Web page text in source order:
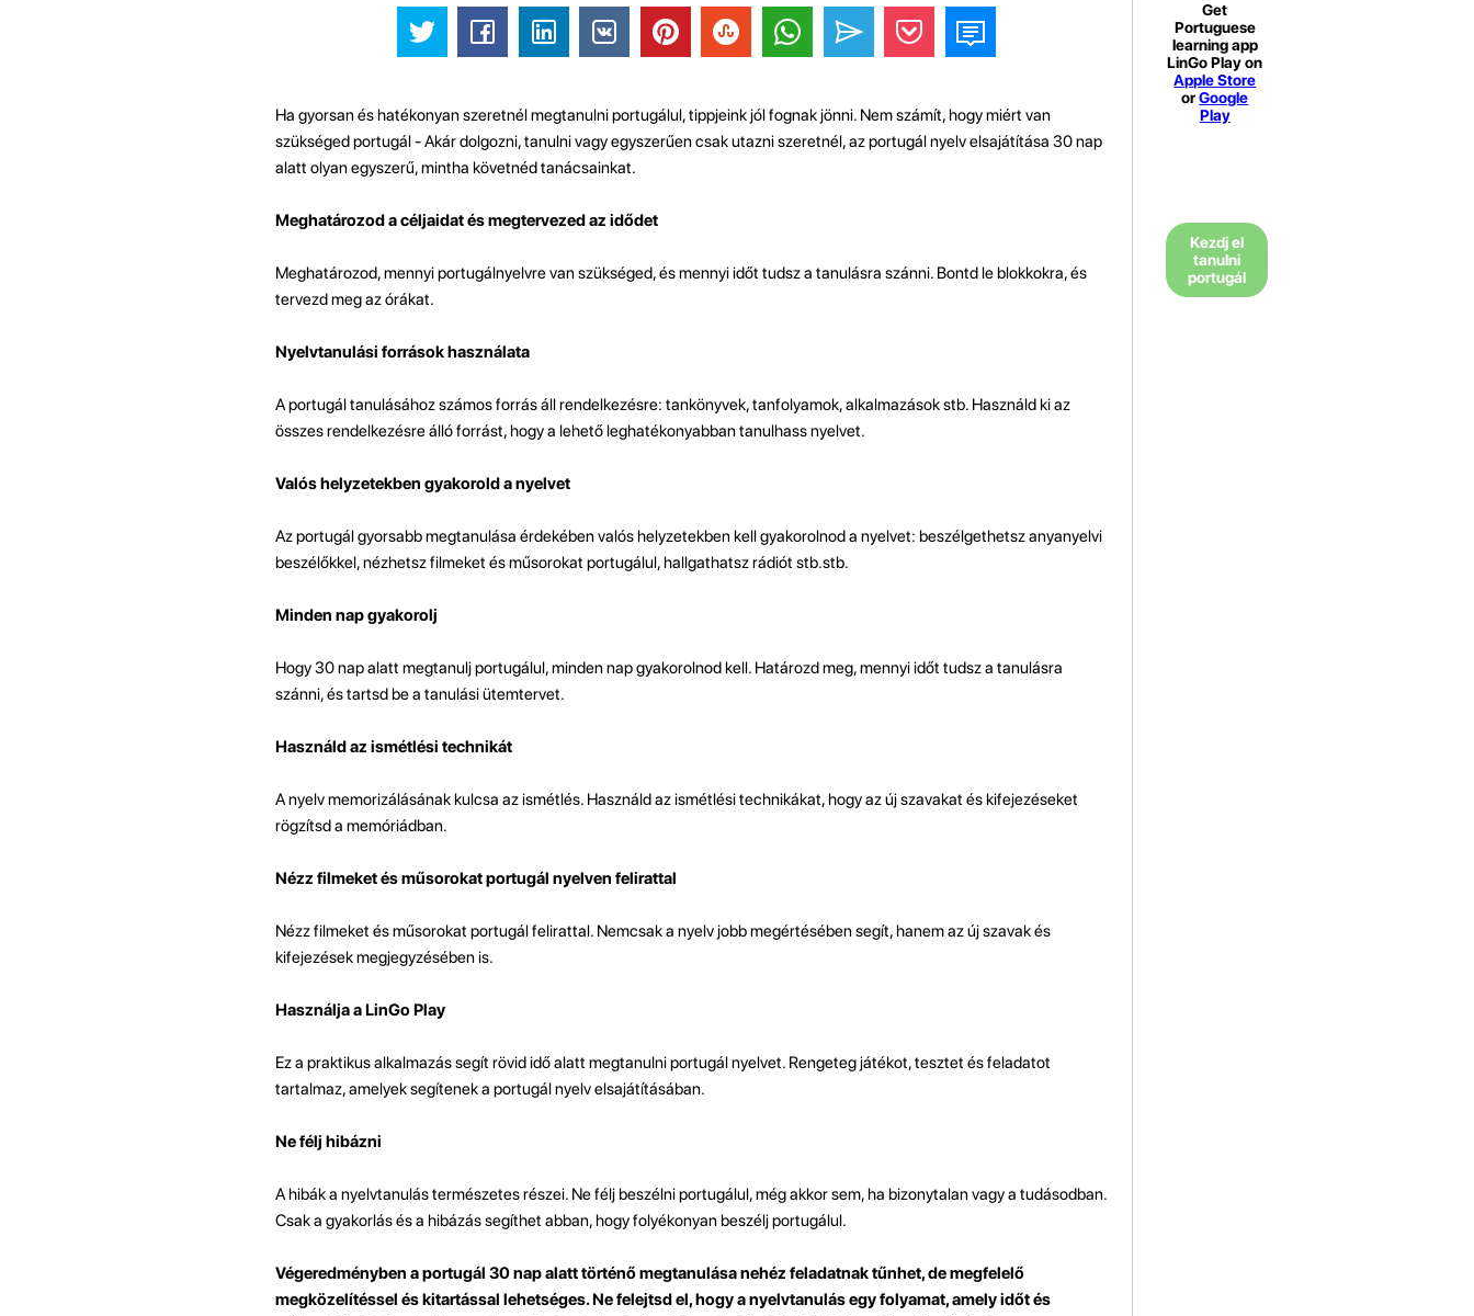
Ha gyorsan és hatékonyan szeretnél megtanulni portugálul, tippjeink jól fognak jönni. Nem számít, hogy miért van
szükséged portugál - Akár dolgozni, tanulni vagy egyszerűen csak utazni szeretnél, az portugál nyelv elsajátítása 30 nap
alatt olyan egyszerű, mintha követnéd tanácsainkat.
Meghatározod a céljaidat és megtervezed az idődet
Meghatározod, mennyi portugálnyelvre van szükséged, és mennyi időt tudsz a tanulásra szánni. Bontd le blokkokra, és
tervezd meg az órákat.
Nyelvtanulási források használata
A portugál tanulásához számos forrás áll rendelkezésre: tankönyvek, tanfolyamok, alkalmazások stb. Használd ki az
összes rendelkezésre álló forrást, hogy a lehető leghatékonyabban tanulhass nyelvet.
Valós helyzetekben gyakorold a nyelvet
Az portugál gyorsabb megtanulása érdekében valós helyzetekben kell gyakorolnod a nyelvet: beszélgethetsz anyanyelvi
beszélőkkel, nézhetsz filmeket és műsorokat portugálul, hallgathatsz rádiót stb.stb.
Minden nap gyakorolj
Hogy 30 nap alatt megtanulj portugálul, minden nap gyakorolnod kell. Határozd meg, mennyi időt tudsz a tanulásra
szánni, és tartsd be a tanulási ütemtervet.
Használd az ismétlési technikát
A nyelv memorizálásának kulcsa az ismétlés. Használd az ismétlési technikákat, hogy az új szavakat és kifejezéseket
rögzítsd a memóriádban.
Nézz filmeket és műsorokat portugál nyelven felirattal
Nézz filmeket és műsorokat portugál felirattal. Nemcsak a nyelv jobb megértésében segít, hanem az új szavak és
kifejezések megjegyzésében is.
Használja a LinGo Play
Ez a praktikus alkalmazás segít rövid idő alatt megtanulni portugál nyelvet. Rengeteg játékot, tesztet és feladatot
tartalmaz, amelyek segítenek a portugál nyelv elsajátításában.
Ne félj hibázni
A hibák a nyelvtanulás természetes részei. Ne félj beszélni portugálul, még akkor sem, ha bizonytalan vagy a tudásodban.
Csak a gyakorlás és a hibázás segíthet abban, hogy folyékonyan beszélj portugálul.
Végeredményben a portugál 30 nap alatt történő megtanulása nehéz feladatnak tűnhet, de megfelelő
megközelítéssel és kitartással lehetséges. Ne felejtsd el, hogy a nyelvtanulás egy folyamat, amely időt és
Get
Portuguese
learning app
LinGo Play on
Apple Store
orGoogle
Play
Kezdj el
tanulni
portugál